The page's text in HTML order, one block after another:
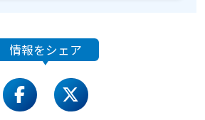
情報をシェア
facebooktwitter